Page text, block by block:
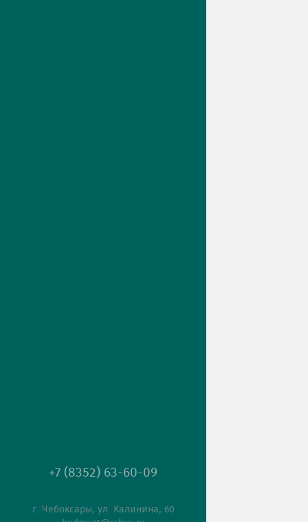
+7 (8352) 63-60-09
г. Чебоксары, ул. Калинина, 60